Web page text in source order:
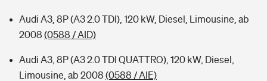
Audi A3, 8P (A3 2.0 TDI), 120 kW, Diesel, Limousine, ab
2008 (0588 / AID)
Audi A3, 8P (A3 2.0 TDI QUATTRO), 120 kW, Diesel,
Limousine, ab 2008 (0588 / AIE)